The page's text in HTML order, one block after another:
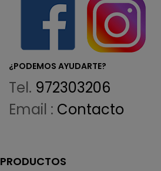
¿PODEMOS AYUDARTE?
Tel. 972303206
Email : Contacto
PRODUCTOS